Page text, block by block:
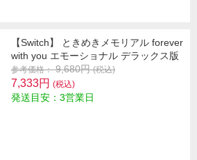
【Switch】 ときめきメモリアル forever
with you エモーショナル デラックス版
参考価格： 9,680円(税込)
7,333円 (税込)
発送目安：3営業日